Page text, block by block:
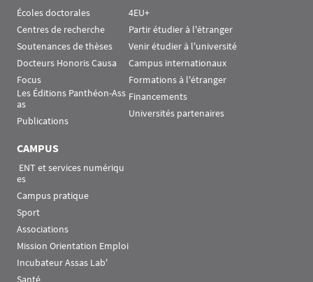
Écoles doctorales
Centres de recherche
Soutenances de thèses
Docteurs Honoris Causa
Focus
Les Éditions Panthéon-Ass
as
Publications
4EU+
Partir étudier à l'étranger
Venir étudier à l'université
Campus internationaux
Formations à l'étranger
Financements
Universités partenaires
CAMPUS
es
Campus pratique
Sport
Associations
Mission Orientation Emploi
Incubateur Assas Lab'
Santé